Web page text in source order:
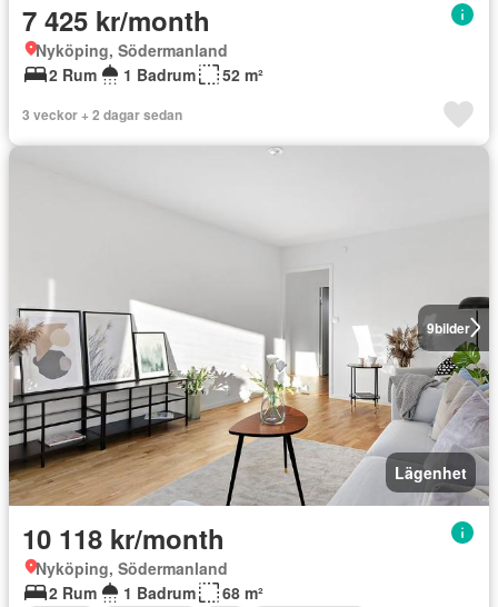
7 425 kr/month
Nyköping, Södermanland
2 Rum
1 Badrum 52 m²
3 veckor + 2 dagar sedan
9bilder
Lägenhet
10 118 kr/month
Nyköping, Södermanland
2 Rum
1 Badrum
68 m²